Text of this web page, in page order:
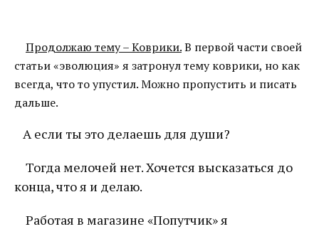
Продолжаю тему – Коврики.В первой части своей
статьи «эволюция» я затронул тему коврики, но как
всегда, что то упустил. Можно пропустить и писать
дальше.
А если ты это делаешь для души?
Тогда мелочей нет. Хочется высказаться до
конца, что я и делаю.
Работая в магазине «Попутчик» я